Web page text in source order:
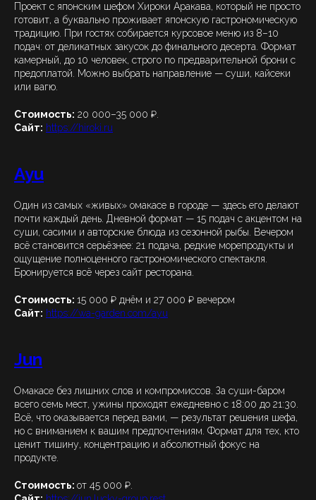
Проект с японским шефом Хироки Аракава, который не просто
готовит, а буквально проживает японскую гастрономическую
традицию. При гостях собирается курсовое меню из 8–10
подач: от деликатных закусок до финального десерта. Формат
камерный, до 10 человек, строго по предварительной брони с
предоплатой. Можно выбрать направление — суши, кайсеки
или вагю.
Стоимость: 20 000–35 000 ₽.
Сайт: https://hiroki.ru
Ayu
Один из самых «живых» омакасе в городе — здесь его делают
почти каждый день. Дневной формат — 15 подач с акцентом на
суши, сасими и авторские блюда из сезонной рыбы. Вечером
всё становится серьёзнее: 21 подача, редкие морепродукты и
ощущение полноценного гастрономического спектакля.
Бронируется всё через сайт ресторана.
Стоимость: 15 000 ₽ днём и 27 000 ₽ вечером
Сайт: https://wa-garden.com/ayu
Jun
Омакасе без лишних слов и компромиссов. За суши-баром
всего семь мест, ужины проходят ежедневно с 18:00 до 21:30.
Всё, что оказывается перед вами, — результат решения шефа,
но с вниманием к вашим предпочтениям. Формат для тех, кто
ценит тишину, концентрацию и абсолютный фокус на
продукте.
Стоимость: от 45 000 ₽.